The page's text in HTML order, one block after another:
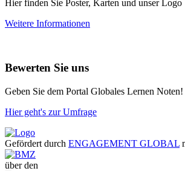
Hier finden Sie Poster, Karten und unser Logo
Weitere Informationen
Bewerten Sie uns
Geben Sie dem Portal Globales Lernen Noten!
Hier geht's zur Umfrage
Gefördert durch ENGAGEMENT GLOBAL
über den